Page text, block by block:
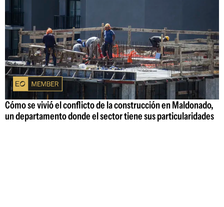
Cómo se vivió el conflicto de la construcción en Maldonado,
un departamento donde el sector tiene sus particularidades